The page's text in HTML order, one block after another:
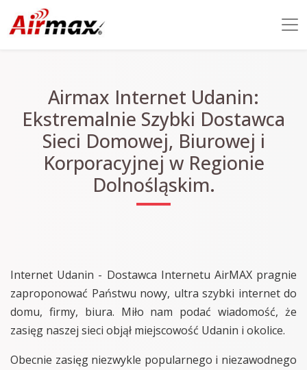
Airmax Internet Udanin:
Ekstremalnie Szybki Dostawca
Sieci Domowej, Biurowej i
Korporacyjnej w Regionie
Dolnośląskim.
Internet Udanin - Dostawca Internetu AirMAX pragnie
zaproponować Państwu nowy, ultra szybki internet do
domu, firmy, biura. Miło nam podać wiadomość, że
zasięg naszej sieci objął miejscowość Udanin i okolice.
Obecnie zasięg niezwykle popularnego i niezawodnego